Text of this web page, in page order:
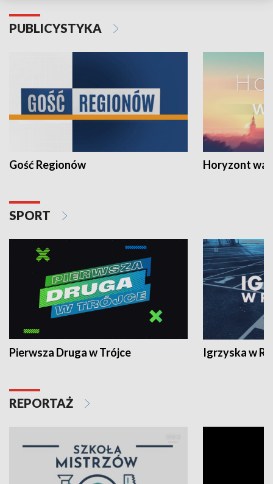
PUBLICYSTYKA
Gość Regionów Horyzont
SPORT
Pierwsza Druga w Trójce Igrzyska w
REPORTAŻ